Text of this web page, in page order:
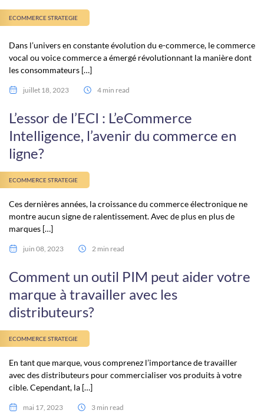
ECOMMERCE STRATEGIE
Dans l’univers en constante évolution du e-commerce, le commerce
vocal ou voice commerce a émergé révolutionnant la manière dont
les consommateurs […]
juillet 18, 2023 4 min read
L’essor de l’ECI : L’eCommerce
Intelligence, l’avenir du commerce en
ligne?
ECOMMERCE STRATEGIE
Ces dernières années, la croissance du commerce électronique ne
montre aucun signe de ralentissement. Avec de plus en plus de
marques […]
juin 08, 2023 2 min read
Comment un outil PIM peut aider votre
marque à travailler avec les
distributeurs?
ECOMMERCE STRATEGIE
En tant que marque, vous comprenez l’importance de travailler
avec des distributeurs pour commercialiser vos produits à votre
cible. Cependant, la […]
mai 17, 2023 3 min read